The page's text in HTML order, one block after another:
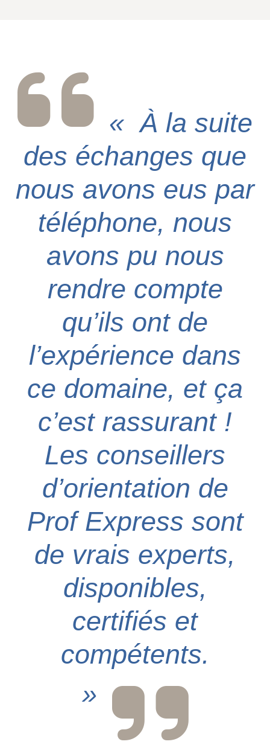
« À la suite
des échanges que
nous avons eus par
téléphone, nous
avons pu nous
rendre compte
qu’ils ont de
l’expérience dans
ce domaine, et ça
c’est rassurant !
Les conseillers
d’orientation de
Prof Express sont
de vrais experts,
disponibles,
certifiés et
compétents.
»